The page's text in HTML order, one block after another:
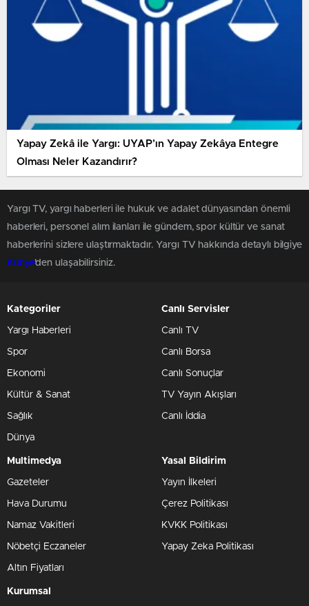
Yapay Zekâ ile Yargı: UYAP’ın Yapay Zekâya Entegre
Olması Neler Kazandırır?
Yargı TV, yargı haberleri ile hukuk ve adalet dünyasından önemli
haberleri, personel alım ilanları ile gündem, spor kültür ve sanat
haberlerini sizlere ulaştırmaktadır. Yargı TV hakkında detaylı bilgiye
Künye'den ulaşabilirsiniz.
Kategoriler
Yargı Haberleri
Spor
Ekonomi
Kültür & Sanat
Sağlık
Dünya
Canlı Servisler
Canlı TV
Canlı Borsa
Canlı Sonuçlar
TV Yayın Akışları
Canlı İddia
Multimedya
Gazeteler
Hava Durumu
Namaz Vakitleri
Nöbetçi Eczaneler
Altın Fiyatları
Yasal Bildirim
Yayın İlkeleri
Çerez Politikası
KVKK Politikası
Yapay Zeka Politikası
Kurumsal